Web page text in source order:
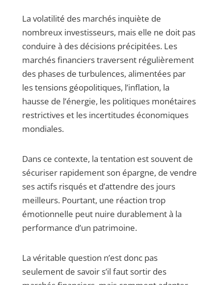
La volatilité des marchés inquiète de
nombreux investisseurs, mais elle ne doit pas
conduire à des décisions précipitées. Les
marchés financiers traversent régulièrement
des phases de turbulences, alimentées par
les tensions géopolitiques, l’inflation, la
hausse de l’énergie, les politiques monétaires
restrictives et les incertitudes économiques
mondiales.
Dans ce contexte, la tentation est souvent de
sécuriser rapidement son épargne, de vendre
ses actifs risqués et d’attendre des jours
meilleurs. Pourtant, une réaction trop
émotionnelle peut nuire durablement à la
performance d’un patrimoine.
La véritable question n’est donc pas
seulement de savoir s’il faut sortir des